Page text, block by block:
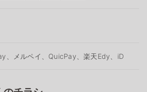
、メルペイ、QuicPay、楽天Edy、iD